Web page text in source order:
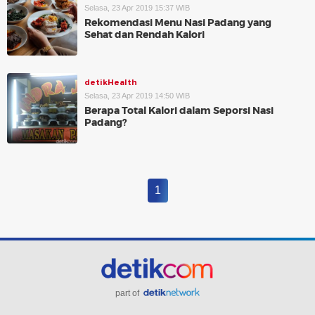
Selasa, 23 Apr 2019 15:37 WIB
Rekomendasi Menu Nasi Padang yang
Sehat dan Rendah Kalori
detikHealth
Selasa, 23 Apr 2019 14:50 WIB
Berapa Total Kalori dalam Seporsi Nasi
Padang?
1
part of